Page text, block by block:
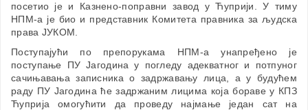
посетио је и Казнено-поправни завод у Ћуприји. У тиму
НПМ-а је био и представник Комитета правника за људска
права ЈУКОМ.
Поступајући по препорукама НПМ-а унапређено је
поступање ПУ Јагодина у погледу адекватног и потпуног
сачињавања записника о задржавању лица, а у будућем
раду ПУ Јагодина ће задржаним лицима која бораве у КПЗ
Ћуприја омогућити да проведу најмање један сат на